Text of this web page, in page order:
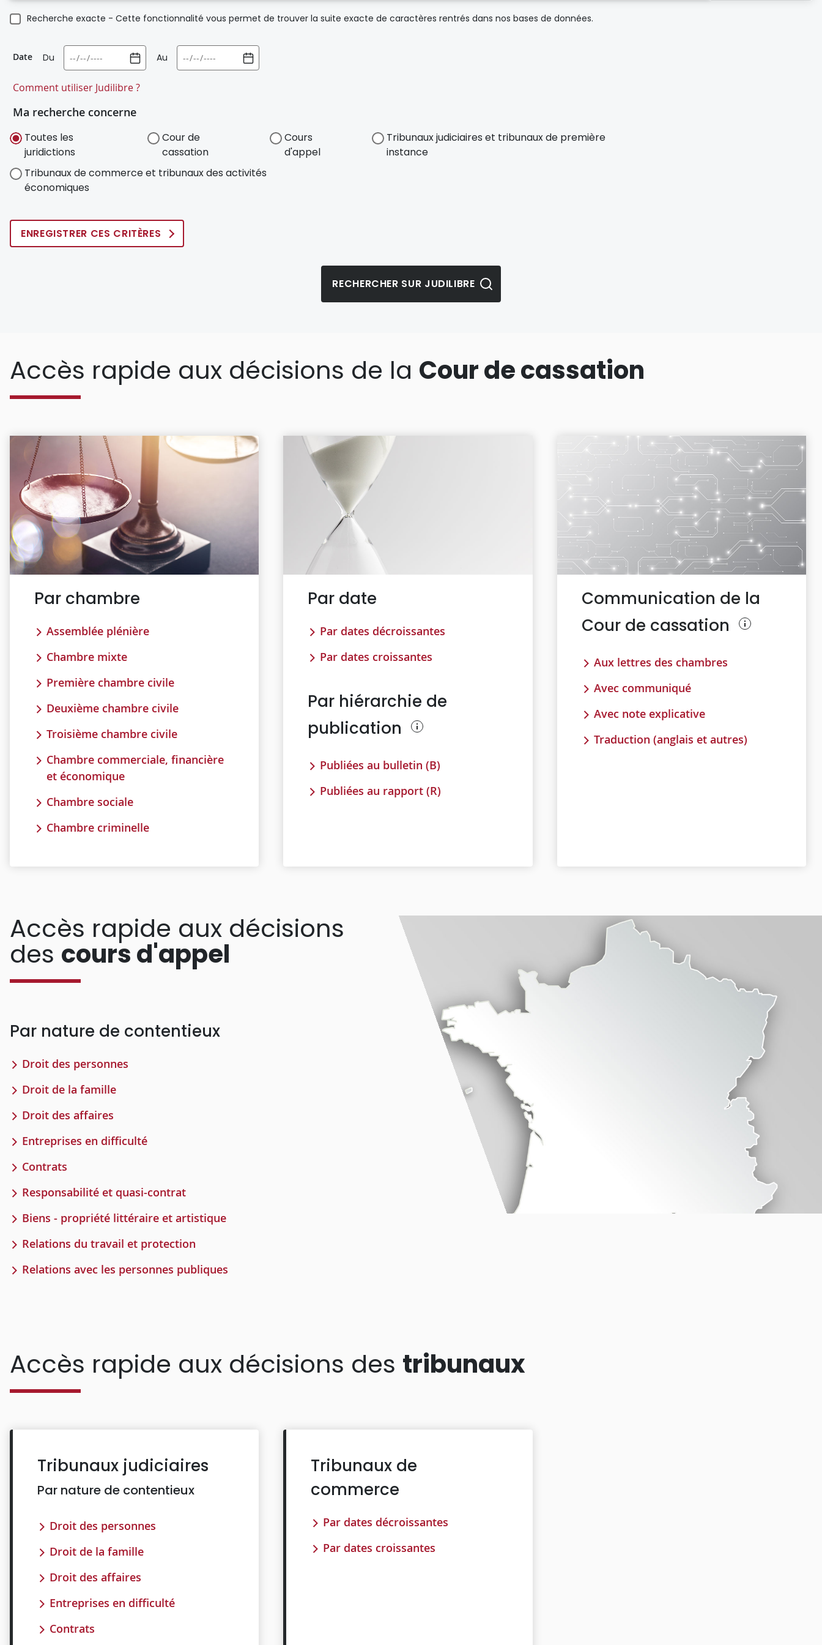
Recherche exacte - Cette fonctionnalité vous permet de trouver la suite exacte de caractères rentrés dans nos bases de données.
Date Du Au
Comment utiliser Judilibre ?
Ma recherche concerne
Toutes les
juridictions
Cour de
cassation
Cours
d'appel
Tribunaux judiciaires et tribunaux de première
instance
Tribunaux de commerce et tribunaux des activités
économiques
ENREGISTRER CES CRITÈRES
Accès rapide aux décisions de la Cour de cassation
Par chambre
Assemblée plénière
Chambre mixte
Première chambre civile
Deuxième chambre civile
Troisième chambre civile
Chambre commerciale, financière
et économique
Chambre sociale
Chambre criminelle
Par date
Par dates décroissantes
Par dates croissantes
Par hiérarchie de
publication
Publiées au bulletin (B)
Publiées au rapport (R)
Communication de la
Cour de cassation
Aux lettres des chambres
Avec communiqué
Avec note explicative
Traduction (anglais et autres)
Accès rapide aux décisions
des cours d'appel
Par nature de contentieux
Droit des personnes
Droit de la famille
Droit des affaires
Entreprises en difficulté
Contrats
Responsabilité et quasi-contrat
Biens - propriété littéraire et artistique
Relations du travail et protection
Relations avec les personnes publiques
Accès rapide aux décisions des tribunaux
Tribunaux judiciaires
Par nature de contentieux
Droit des personnes
Droit de la famille
Droit des affaires
Entreprises en difficulté
Contrats
Tribunaux de
commerce
Par dates décroissantes
Par dates croissantes